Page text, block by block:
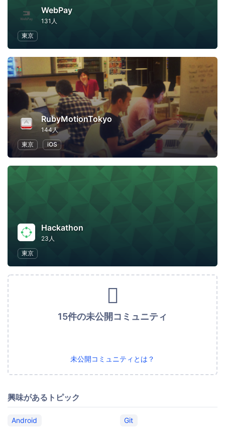
WebPay
131人
東京
RubyMotionTokyo
144人
東京
iOS
Hackathon
23人
東京
15件の未公開コミュニティ
未公開コミュニティとは？
興味があるトピック
Android
Git